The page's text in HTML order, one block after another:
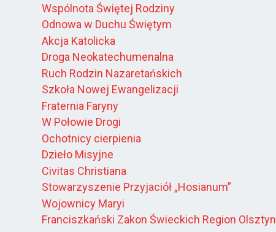
Wspólnota Świętej Rodziny
Odnowa w Duchu Świętym
Akcja Katolicka
Droga Neokatechumenalna
Ruch Rodzin Nazaretańskich
Szkoła Nowej Ewangelizacji
Fraternia Faryny
W Połowie Drogi
Ochotnicy cierpienia
Dzieło Misyjne
Civitas Christiana
Stowarzyszenie Przyjaciół „Hosianum”
Wojownicy Maryi
Franciszkański Zakon Świeckich Region Olsztyn